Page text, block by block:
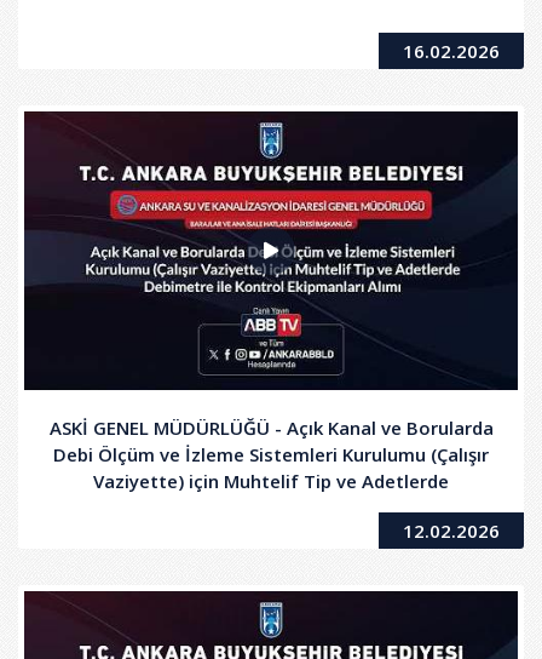
16.02.2026
ASKİ GENEL MÜDÜRLÜĞÜ - Açık Kanal ve Borularda
Debi Ölçüm ve İzleme Sistemleri Kurulumu (Çalışır
Vaziyette) için Muhtelif Tip ve Adetlerde
Debimetre ile Kontrol Ekipmanları Alımı
12.02.2026